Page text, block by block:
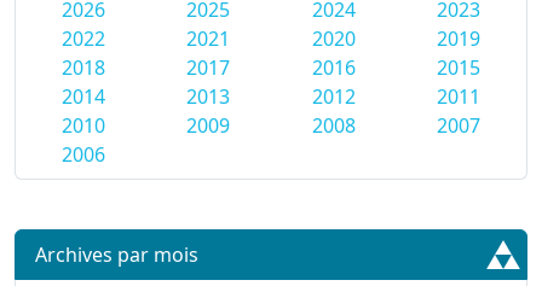
2026
2025 2024
2023
2022
2021 2020
2019
2018
2017 2016
2015
2014
2013 2012
2011
2010
2009 2008
2007
2006
Archives par mois